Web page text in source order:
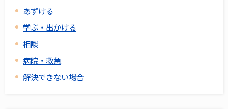
あずける
学ぶ・出かける
相談
病院・救急
解決できない場合